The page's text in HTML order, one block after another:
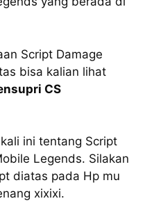
Script Damage
bisa kalian lihat
CS
ini tentang Script
Legends. Silakan
diatas pada Hp mu
xixixi.